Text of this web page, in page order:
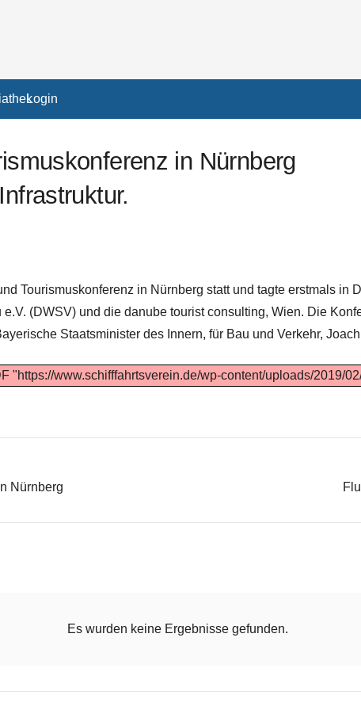
Login
in Nürnberg
Tourismuskonferenz in Nürnberg statt und tagte erstmals in
(DWSV) und die danube tourist consulting, Wien. Die
Staatsminister des Innern, für Bau und Verkehr,
"https://www.schifffahrtsverein.de/wp-content/uploads/2019/
Nürnberg
Es wurden keine Ergebnisse gefunden.